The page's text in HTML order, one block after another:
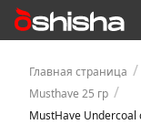
Главная страница /
Musthave 25 гр /
MustHave